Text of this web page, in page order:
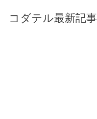
コダテル最新記事